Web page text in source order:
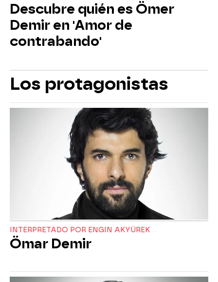
Descubre quién es Ömer
Demir en 'Amor de
contrabando'
Los protagonistas
INTERPRETADO POR ENGIN AKYÜREK
Ömar Demir